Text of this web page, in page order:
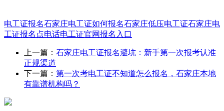
电工证报名石家庄电工证如何报名石家庄低压电工证石家庄电
工证报名点电话电工证官网报名入口
上一篇： 石家庄电工证报名避坑：新手第一次报考认准
正规渠道
下一篇： 第一次考电工证不知道怎么报名，石家庄本地
有靠谱机构吗？